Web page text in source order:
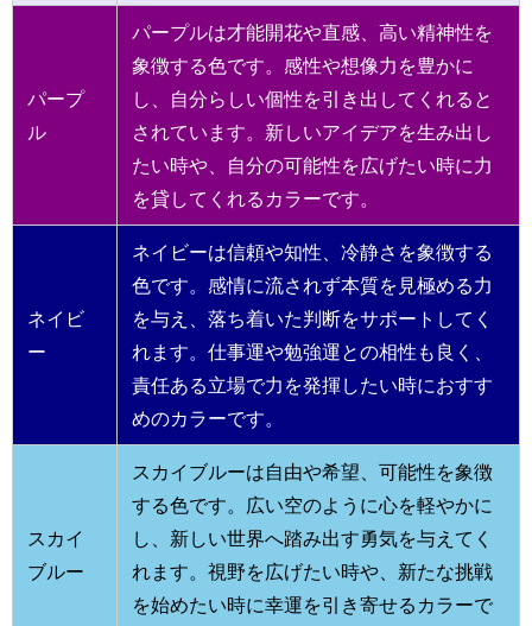
パープ
ル
パープルは才能開花や直感、高い精神性を
象徴する色です。感性や想像力を豊かに
し、自分らしい個性を引き出してくれると
されています。新しいアイデアを生み出し
たい時や、自分の可能性を広げたい時に力
を貸してくれるカラーです。
ネイビ
ー
ネイビーは信頼や知性、冷静さを象徴する
色です。感情に流されず本質を見極める力
を与え、落ち着いた判断をサポートしてく
れます。仕事運や勉強運との相性も良く、
責任ある立場で力を発揮したい時におすす
めのカラーです。
スカイ
ブルー
スカイブルーは自由や希望、可能性を象徴
する色です。広い空のように心を軽やかに
し、新しい世界へ踏み出す勇気を与えてく
れます。視野を広げたい時や、新たな挑戦
を始めたい時に幸運を引き寄せるカラーで